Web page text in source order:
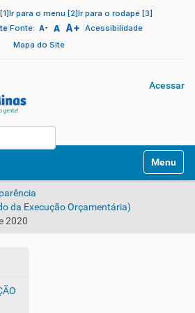
Ir para o menu [2]Ir para o rodapé [3]
| Fonte: A- A A+ Acessibilidade
Mapa do Site
Acessar
Toggle
da Execução Orçamentária)
2020